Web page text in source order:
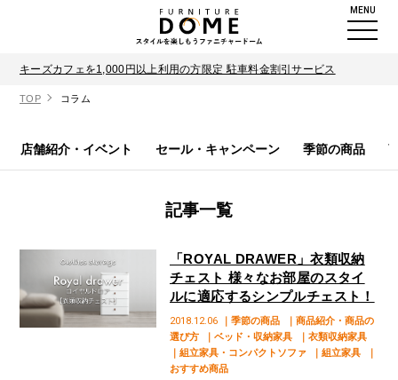
MENU
キーズカフェを1,000円以上利用の方限定 駐車料金割引サービス
TOP コラム
店舗紹介・イベント セール・キャンペーン 季節の商品
記事一覧
2018.12.06 ｜季節の商品
｜商品紹介・商品の
選び方
｜ベッド・収納家具
｜衣類収納家具
｜組立家具・コンパクトソファ
｜組立家具
｜
おすすめ商品
「ROYAL DRAWER」衣類収納
チェスト 様々なお部屋のスタイ
ルに適応するシンプルチェスト！